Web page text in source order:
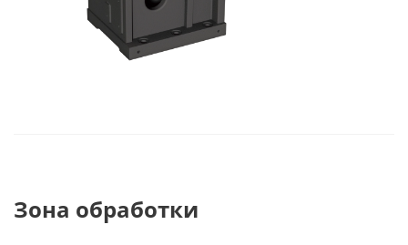
Зона обработки